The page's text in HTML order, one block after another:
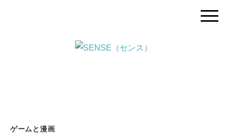
ゲームと漫画